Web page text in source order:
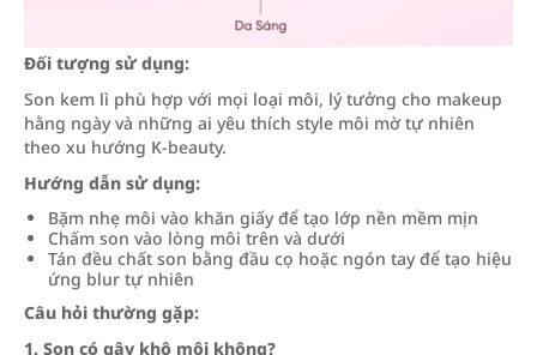
Đối tượng sử dụng:
Son kem lì phù hợp với mọi loại môi, lý tưởng cho makeup
hằng ngày và những ai yêu thích style môi mờ tự nhiên
theo xu hướng K-beauty.
Hướng dẫn sử dụng:
Bặm nhẹ môi vào khăn giấy để tạo lớp nền mềm mịn
Chấm son vào lòng môi trên và dưới
Tán đều chất son bằng đầu cọ hoặc ngón tay để tạo hiệu
ứng blur tự nhiên
Câu hỏi thường gặp:
1. Son có gây khô môi không?